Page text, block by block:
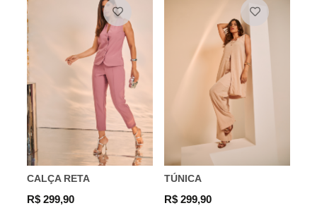
CALÇA RETA
R$ 299,90
TÚNICA
R$ 299,90